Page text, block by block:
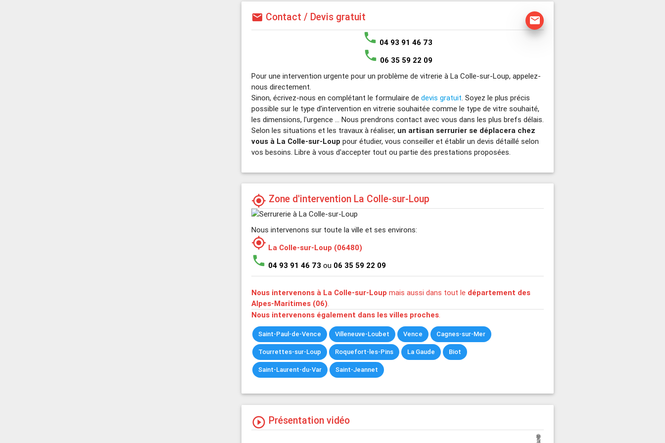
mail Contact / Devis gratuit mail
phone 04 93 91 46 73
phone 06 35 59 22 09
Pour une intervention urgente pour un problème de vitrerie à La Colle-sur-Loup, appelez-
nous directement.
Sinon, écrivez-nous en complétant le formulaire dedevis gratuit . Soyez le plus précis
possible sur le type d’intervention en vitrerie souhaitée comme le type de vitre souhaité,
les dimensions, l'urgence ... Nous prendrons contact avec vous dans les plus brefs délais.
Selon les situations et les travaux à réaliser, un artisan serrurier se déplacera chez
vous à La Colle-sur-Loup pour étudier, vous conseiller et établir un devis détaillé selon
vos besoins. Libre à vous d'accepter tout ou partie des prestations proposées.
my_location Zone d'intervention La Colle-sur-Loup
Nous intervenons sur toute la ville et ses environs:
my_location La Colle-sur-Loup (06480)
phone 04 93 91 46 73 ou 06 35 59 22 09
Nous intervenons à La Colle-sur-Loup mais aussi dans tout le département des
Alpes-Maritimes (06).
Nous intervenons également dans les villes proches.
Saint-Paul-de-Vence Villeneuve-Loubet Vence Cagnes-sur-Mer
Tourrettes-sur-Loup Roquefort-les-Pins La Gaude Biot
Saint-Laurent-du-Var Saint-Jeannet
play_circle_outline Présentation vidéo